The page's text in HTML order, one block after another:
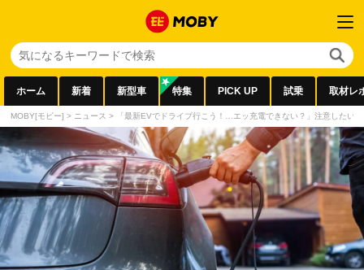
ホーム 新着 新型車 特集 PICK UP 試乗 取材レ
MOBY[モビー] > ニュース > 「最新EVでドライブ行こう！…エッ充電できない？」注意したい